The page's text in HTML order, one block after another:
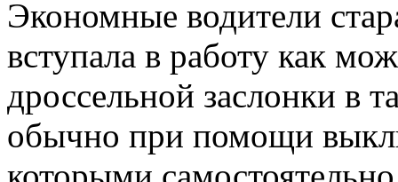
Экономные водители
вступала в работу как
дроссельной заслонки в
обычно при помощи